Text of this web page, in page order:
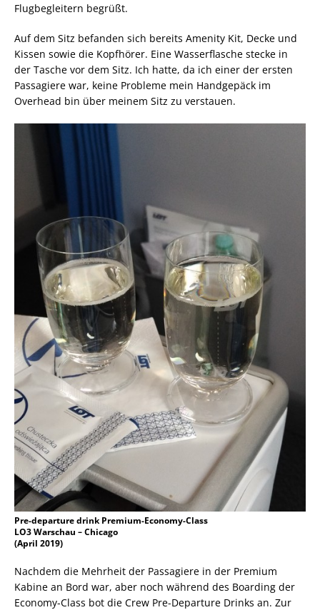
Flugbegleitern begrüßt.
Auf dem Sitz befanden sich bereits Amenity Kit, Decke und
Kissen sowie die Kopfhörer. Eine Wasserflasche stecke in
der Tasche vor dem Sitz. Ich hatte, da ich einer der ersten
Passagiere war, keine Probleme mein Handgepäck im
Overhead bin über meinem Sitz zu verstauen.
Pre-departure drink Premium-Economy-Class
LO3 Warschau – Chicago
(April 2019)
Nachdem die Mehrheit der Passagiere in der Premium
Kabine an Bord war, aber noch während des Boarding der
Economy-Class bot die Crew Pre-Departure Drinks an. Zur